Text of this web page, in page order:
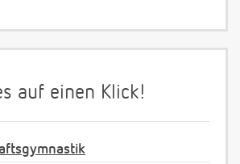
auf einen Klick!